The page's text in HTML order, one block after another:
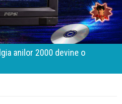
anilor 2000 devine o